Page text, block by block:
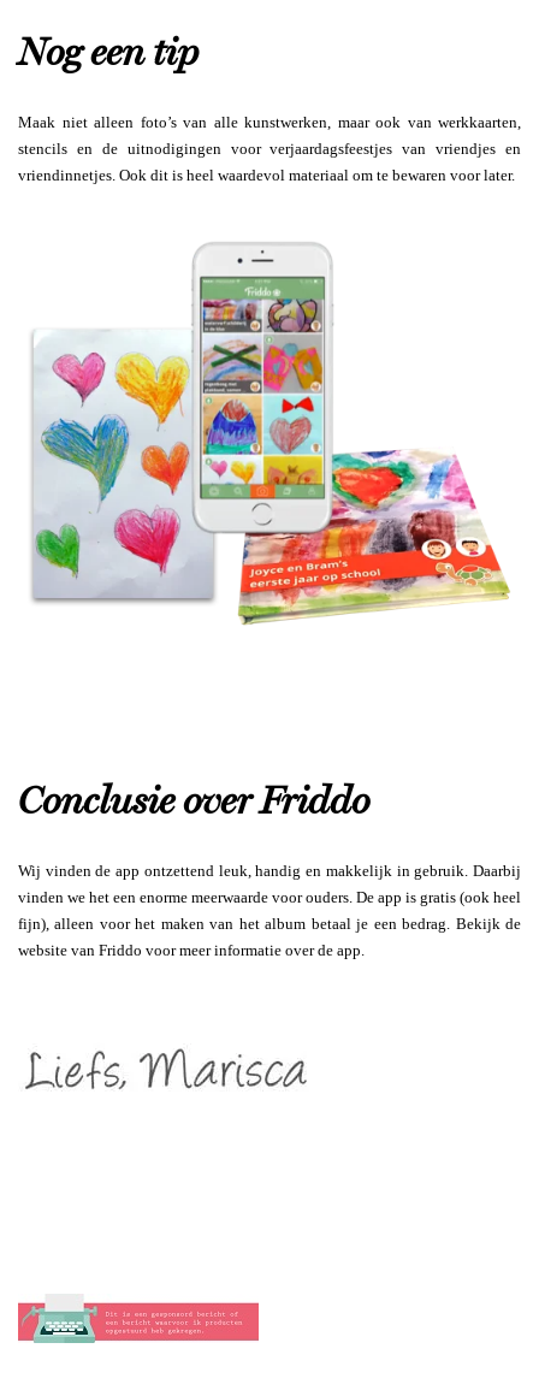
Nog een tip
Maak niet alleen foto’s van alle kunstwerken, maar ook van werkkaarten,
stencils en de uitnodigingen voor verjaardagsfeestjes van vriendjes en
vriendinnetjes. Ook dit is heel waardevol materiaal om te bewaren voor later.
Conclusie over Friddo
Wij vinden de app ontzettend leuk, handig en makkelijk in gebruik. Daarbij
vinden we het een enorme meerwaarde voor ouders. De app is gratis (ook heel
fijn), alleen voor het maken van het album betaal je een bedrag. Bekijk de
website van Friddo voor meer informatie over de app.